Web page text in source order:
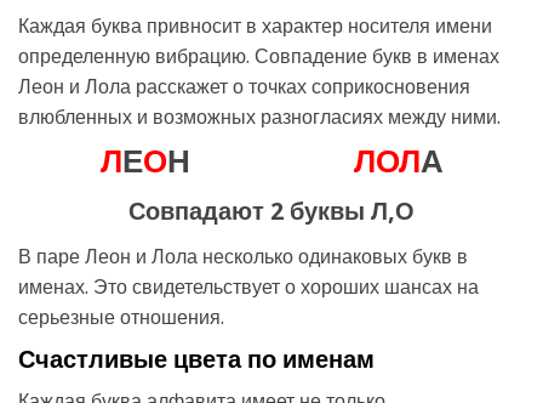
Каждая буква привносит в характер носителя имени
определенную вибрацию. Совпадение букв в именах
Леон и Лола расскажет о точках соприкосновения
влюбленных и возможных разногласиях между ними.
ЛЕОН ЛОЛА
Совпадают 2 буквы Л,О
В паре Леон и Лола несколько одинаковых букв в
именах. Это свидетельствует о хороших шансах на
серьезные отношения.
Счастливые цвета по именам